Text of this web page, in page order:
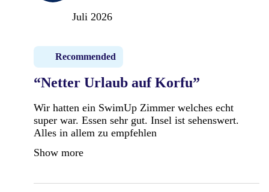
Juli 2026
Recommended
“Netter Urlaub auf Korfu”
Wir hatten ein SwimUp Zimmer welches echt
super war. Essen sehr gut. Insel ist sehenswert.
Alles in allem zu empfehlen
Show more